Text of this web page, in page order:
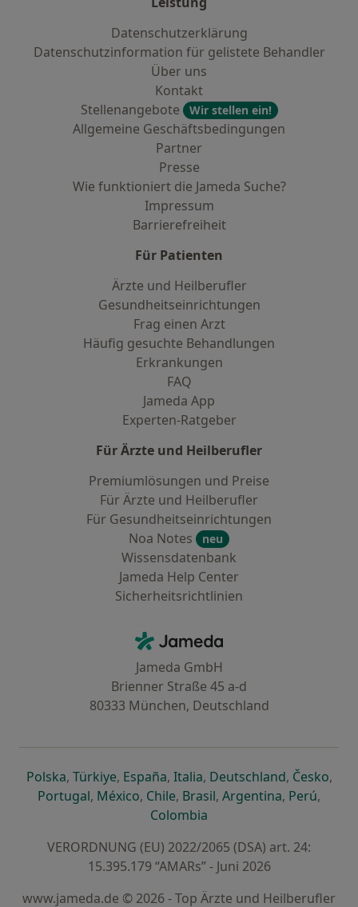
Datenschutzerklärung
Datenschutzinformation für gelistete Behandler
Über uns
Kontakt
Stellenangebote
Wir stellen ein!
Allgemeine Geschäftsbedingungen
Partner
Presse
Wie funktioniert die Jameda Suche?
Impressum
Barrierefreiheit
Für Patienten
Ärzte und Heilberufler
Gesundheitseinrichtungen
Frag einen Arzt
Häufig gesuchte Behandlungen
Erkrankungen
FAQ
Jameda App
Experten-Ratgeber
Für Ärzte und Heilberufler
Premiumlösungen und Preise
Für Ärzte und Heilberufler
Für Gesundheitseinrichtungen
Noa Notes
neu
Wissensdatenbank
Jameda Help Center
Sicherheitsrichtlinien
Jameda - Startseite
Jameda GmbH
Brienner Straße 45 a-d
80333 München, Deutschland
Polskaöffnet in einer neuen Registerkarte
, Türkiyeöffnet in einer neuen Registerkarte
, Españaöffnet in einer neuen
, Italiaöffnet in einer neuen
, Deutschlandöffnet in
, Česko,
Portugalöffnet in einer neuen Registerkarte
, Méxicoöffnet in einer neuen Registerkarte
, Chileöffnet in einer neuen
, Brasilöffnet in einer neuen
, Argentinaöffnet in
, Perúöffnet
,
Colombia
VERORDNUNG (EU) 2022/2065 (DSA) art. 24:
15.395.179 “AMARs” - Juni 2026
www.jameda.de © 2026 - Top Ärzte und Heilberufler